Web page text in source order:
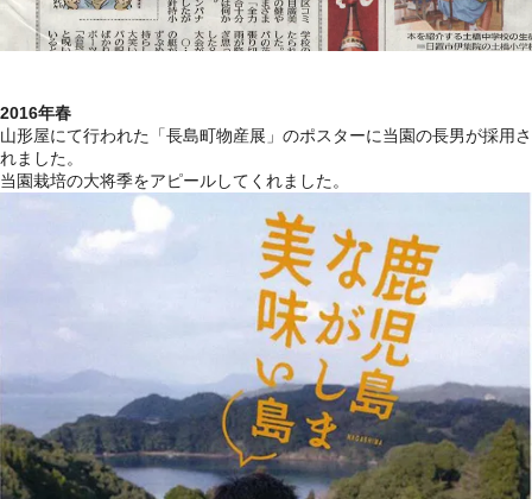
2016年春
山形屋にて行われた「長島町物産展」のポスターに当園の長男が採用さ
れました。
当園栽培の大将季をアピールしてくれました。